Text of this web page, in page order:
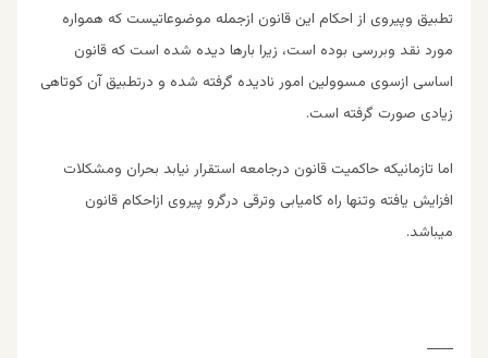
تطبیق وپیروی از احکام این قانون ازجمله موضوعاتیست که همواره
مورد نقد وبررسی بوده است، زیرا بارها دیده شده است که قانون
اساسی ازسوی مسوولین امور نادیده گرفته شده و درتطبیق آن کوتاهی
زیادی صورت گرفته است.
اما تازمانیکه حاکمیت قانون درجامعه استقرار نیابد بحران ومشکلات
افزایش یافته وتنها راه کامیابی وترقی درگرو پیروی ازاحکام قانون
میباشد.
____